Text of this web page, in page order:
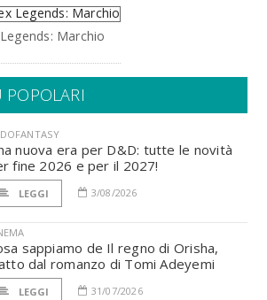
Marchio
POPOLARI
nuova era per D&D: tutte le novità
fine 2026 e per il 2027!
LEGGI 3/08/2026
sappiamo de Il regno di Orisha,
dal romanzo di Tomi Adeyemi
LEGGI 31/07/2026